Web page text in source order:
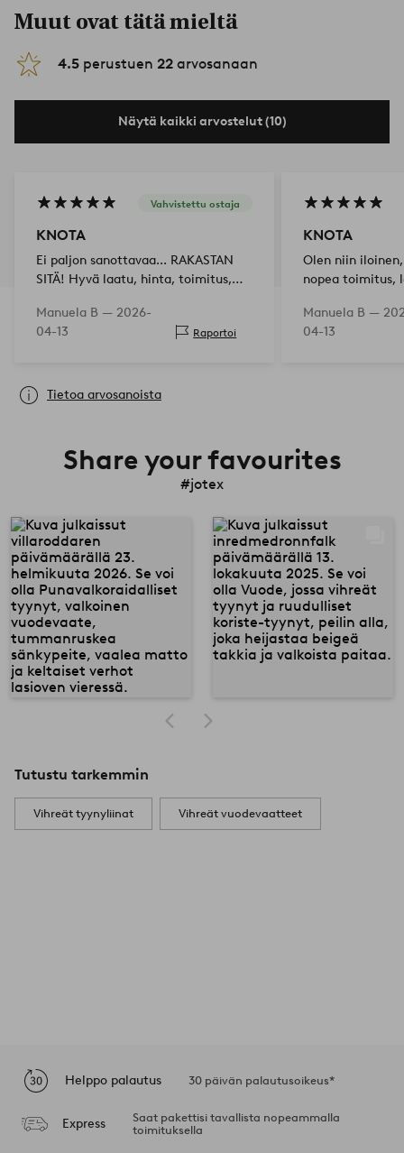
Muut ovat tätä mieltä
4.5 perustuen 22 arvosanaan
Näytä kaikki arvostelut (10)
Vahvistettu ostaja
KNOTA
Ei paljon sanottavaa... RAKASTAN
SITÄ! Hyvä laatu, hinta, toimitus,
Manuela B — 2026-
04-13
Raportoi
KNOTA
Olen niin
nopea toimitus,
teen suuren
tähteä!
Manuela B —
04-13
Tietoa arvosanoista
Share your favourites
#jotex
Tutustu tarkemmin
Vihreät tyynyliinat Vihreät vuodevaatteet
Helppo palautus 30 päivän palautusoikeus*
Express
Saat pakettisi tavallista nopeammalla
toimituksella